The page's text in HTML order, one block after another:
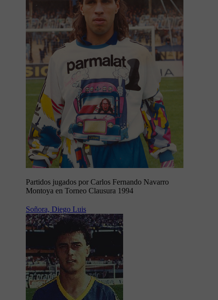
Partidos jugados por Carlos Fernando Navarro
Montoya en Torneo Clausura 1994
Soñora, Diego Luis